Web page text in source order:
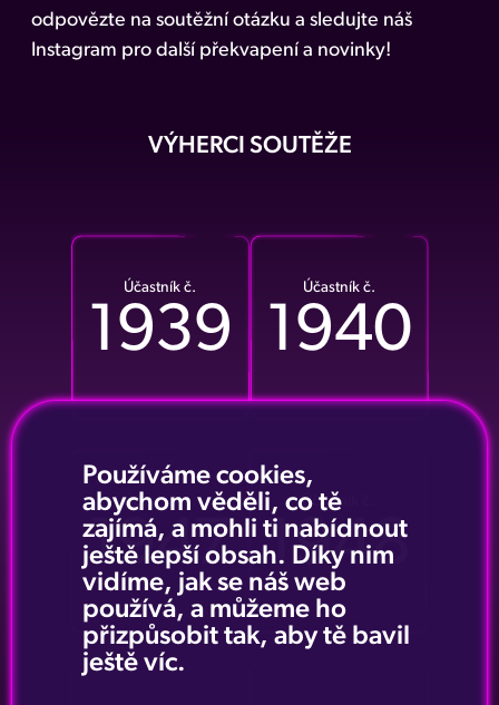
odpovězte na soutěžní otázku a sledujte náš
Instagram pro další překvapení a novinky!
VÝHERCI SOUTĚŽE
Účastník č.
1939
Účastník č.
1940
Účastník č.
1947
Účastník č.
1948
Používáme cookies,
abychom věděli, co tě
zajímá, a mohli ti nabídnout
ještě lepší obsah. Díky nim
vidíme, jak se náš web
používá, a můžeme ho
přizpůsobit tak, aby tě bavil
ještě víc.